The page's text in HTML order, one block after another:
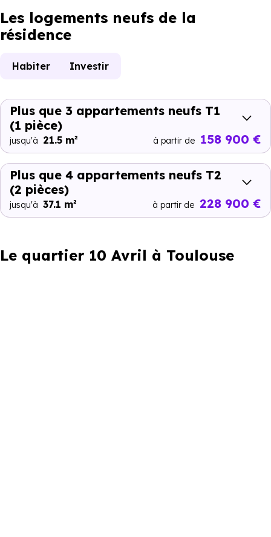
Les logements neufs de la
résidence
Habiter Investir
Plus que 3 appartements neufs T1
(1 pièce)
jusqu'à 21.5 m² à partir de 158 900 €
Plus que 4 appartements neufs T2
(2 pièces)
jusqu'à 37.1 m² à partir de 228 900 €
Le quartier 10 Avril à Toulouse